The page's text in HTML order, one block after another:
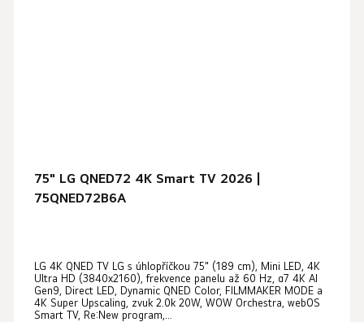
75" LG QNED72 4K Smart TV 2026 |
75QNED72B6A
LG 4K QNED TV LG s úhlopříčkou 75" (189 cm), Mini LED, 4K
Ultra HD (3840x2160), frekvence panelu až 60 Hz, α7 4K AI
Gen9, Direct LED, Dynamic QNED Color, FILMMAKER MODE a
4K Super Upscaling, zvuk 2.0k 20W, WOW Orchestra, webOS
Smart TV, Re:New program,...